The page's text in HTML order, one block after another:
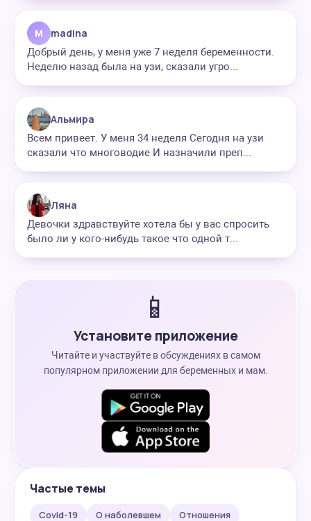
M madina
Добрый день, у меня уже 7 неделя беременности.
Неделю назад была на узи, сказали угро...
Альмира
Всем привеет. У меня 34 неделя Сегодня на узи
сказали что многоводие И назначили преп...
Ляна
Девочки здравствуйте хотела бы у вас спросить
было ли у кого-нибудь такое что одной т...
📱
Установите приложение
Читайте и участвуйте в обсуждениях в самом
популярном приложении для беременных и мам.
Частые темы
Covid-19 О наболевшем Отношения